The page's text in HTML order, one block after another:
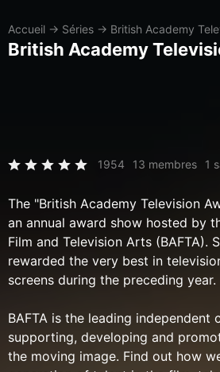
Accueil → Séries → British Academy
British Academy
1954 13 membres 1
The "British Academy Television
an annual award show hosted by
Film and Television Arts (BAFTA).
rewarded the very best in
screens during the preceding year.
BAFTA is the leading independent
supporting, developing and
the moving image. Find out how